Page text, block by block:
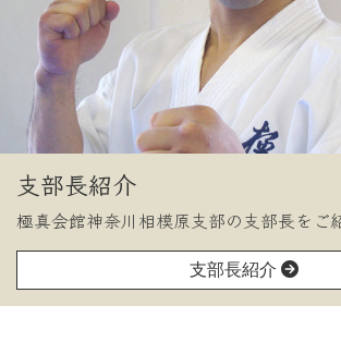
支部長紹介
極真会館神奈川相模原支部の支部長をご
支部長紹介